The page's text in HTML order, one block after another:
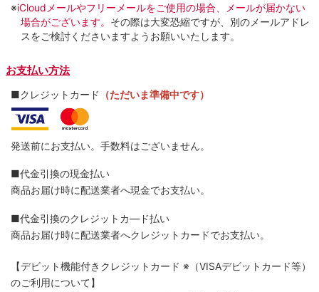
※iCloudメールやフリーメールをご使用の場合、メールが届かない
場合がございます。 その際は大変恐縮ですが、別のメールアドレ
スをご検討くださいますようお願いいたします。
お支払い方法
■クレジットカード （ただいま準備中です）
発送前にお支払い。手数料はございません。
■代金引換の現金払い
商品お届け時に配送業者へ現金でお支払い。
■代金引換のクレジットカ―ド払い
商品お届け時に配送業者へクレジットカードでお支払い。
【デビット機能付きクレジットカード ※（VISAデビットカード等）
のご利用について】